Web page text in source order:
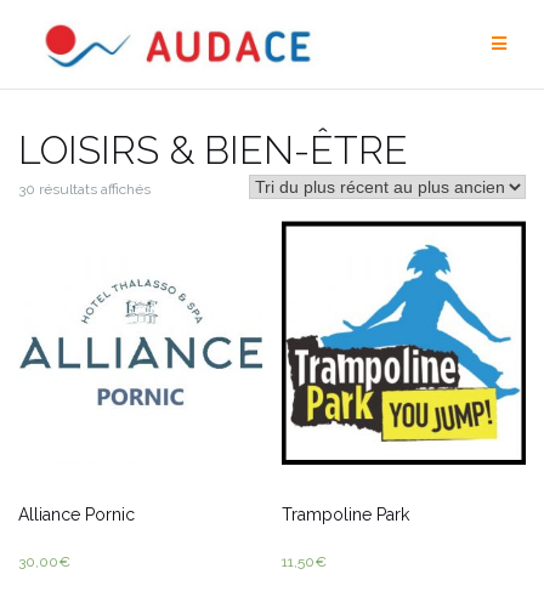
contenu
LOISIRS & BIEN-ÊTRE
30 résultats affichés
Alliance Pornic
30,00€
Trampoline Park
11,50€